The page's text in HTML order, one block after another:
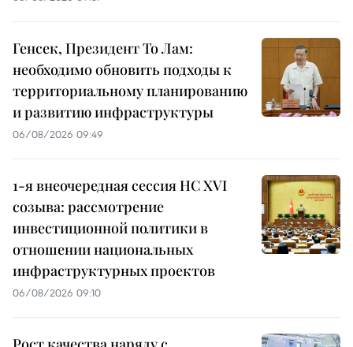
Генсек, Президент То Лам:
необходимо обновить подходы к
территориальному планированию
и развитию инфраструктуры
06/08/2026 09:49
1-я внеочередная сессия НС XVI
созыва: рассмотрение
инвестиционной политики в
отношении национальных
инфраструктурных проектов
06/08/2026 09:10